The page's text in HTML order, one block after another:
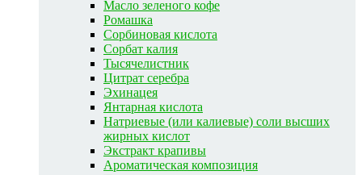
Масло зеленого кофе
Ромашка
Сорбиновая кислота
Сорбат калия
Тысячелистник
Цитрат серебра
Эхинацея
Янтарная кислота
Натриевые (или калиевые) соли высших
жирных кислот
Экстракт крапивы
Ароматическая композиция